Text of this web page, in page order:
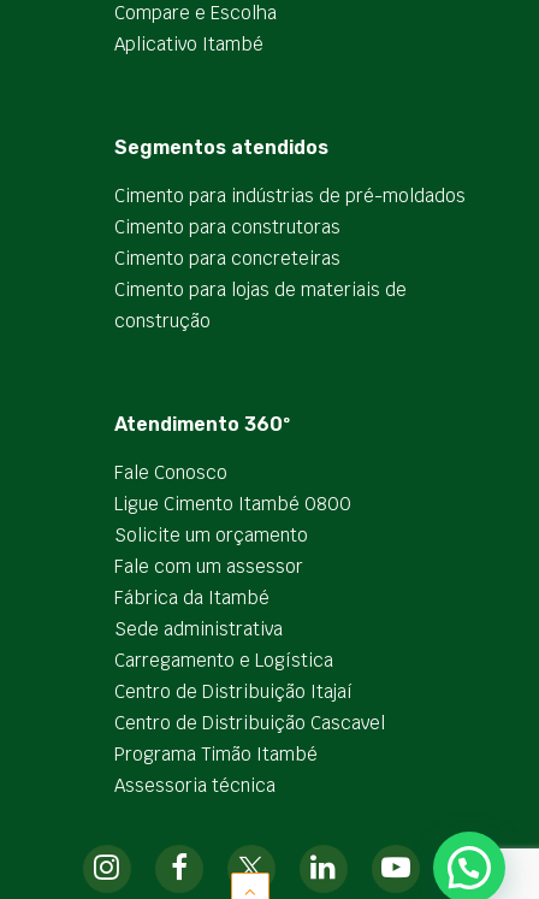
Compare e Escolha
Aplicativo Itambé
Segmentos atendidos
Cimento para indústrias de pré-moldados
Cimento para construtoras
Cimento para concreteiras
Cimento para lojas de materiais de
construção
Atendimento 360º
Fale Conosco
Ligue Cimento Itambé 0800
Solicite um orçamento
Fale com um assessor
Fábrica da Itambé
Sede administrativa
Carregamento e Logística
Centro de Distribuição Itajaí
Centro de Distribuição Cascavel
Programa Timão Itambé
Assessoria técnica